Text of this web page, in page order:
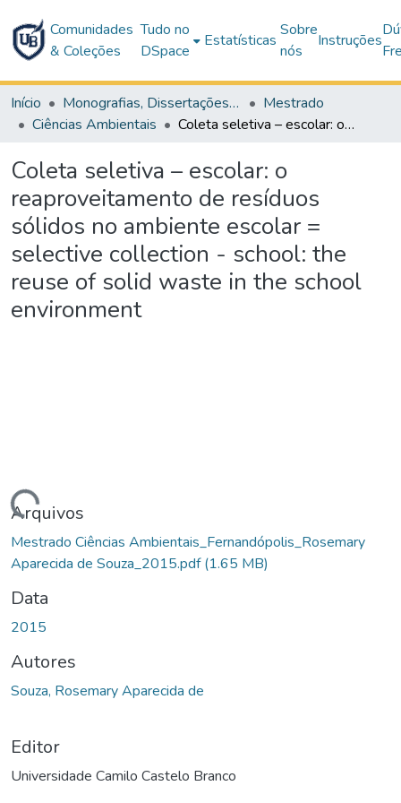
Comunidades
& Coleções
Tudo no
DSpace
Estatísticas
Sobre
nós
Instruções
Início Monografias, Dissertações e Teses
Mestrado
Ciências Ambientais
Coleta seletiva – escolar: o reaproveitamento de resíduos sólidos no ambiente escolar = selective collection - school: the reuse of solid waste in the school environment
Coleta seletiva – escolar: o
reaproveitamento de resíduos
sólidos no ambiente escolar =
selective collection - school: the
reuse of solid waste in the school
environment
Carregando...
Arquivos
Mestrado Ciências Ambientais_Fernandópolis_Rosemary
Aparecida de Souza_2015.pdf(1.65 MB)
Data
2015
Autores
Souza, Rosemary Aparecida de
Editor
Universidade Camilo Castelo Branco